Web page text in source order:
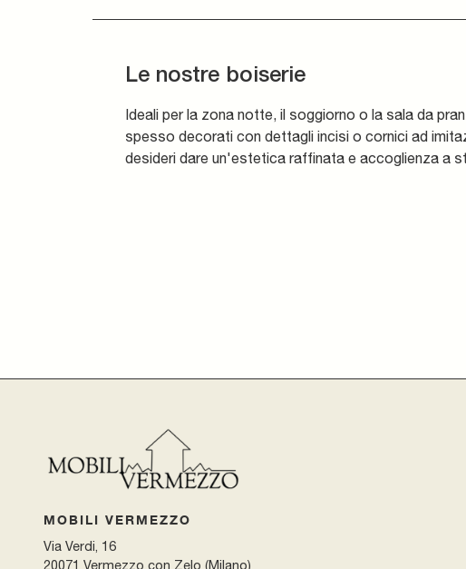
Le nostre boiserie
Ideali per la zona notte, il soggiorno o la sala da
spesso decorati con dettagli incisi o cornici ad
desideri dare un'estetica raffinata e accoglienza a
MOBILI VERMEZZO
Via Verdi, 16
20071 Vermezzo con Zelo (Milano)